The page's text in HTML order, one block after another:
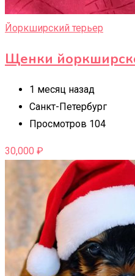
Йоркширский терьер
Щенки
1 месяц назад
Санкт-Петербург
Просмотров 104
30,000 ₽